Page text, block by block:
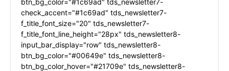
check_accent="#1c69ad" tds_newsletter7-
f_title_font_size="20" tds_newsletter7-
f_title_font_line_height="28px" tds_newsletter8-
input_bar_display="row" tds_newsletter8-
btn_bg_color="#00649e" tds_newsletter8-
btn_bg_color_hover="#21709e" tds_newsletter8-